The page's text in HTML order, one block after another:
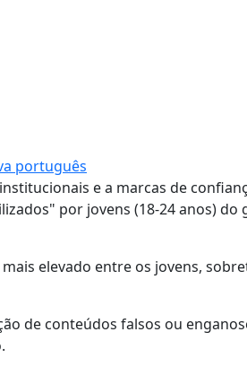
português
e a marcas de
por jovens (18-24 anos)
elevado entre os jovens,
de conteúdos falsos ou